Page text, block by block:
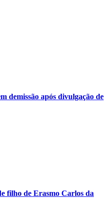
demissão após divulgação de
filho de Erasmo Carlos da